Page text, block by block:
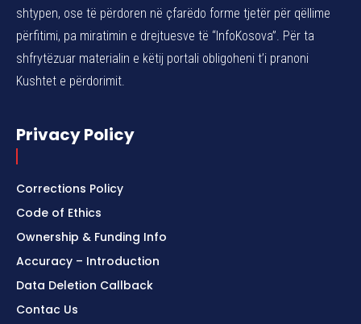
shtypen, ose të përdoren në çfarëdo forme tjetër për qëllime
përfitimi, pa miratimin e drejtuesve të “InfoKosova”. Për ta
shfrytëzuar materialin e këtij portali obligoheni t’i pranoni
Kushtet e përdorimit.
Privacy Policy
Corrections Policy
Code of Ethics
Ownership & Funding Info
Accuracy – Introduction
Data Deletion Callback
Contac Us